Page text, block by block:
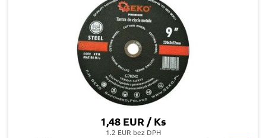
1,48 EUR / Ks
1.2 EUR bez DPH